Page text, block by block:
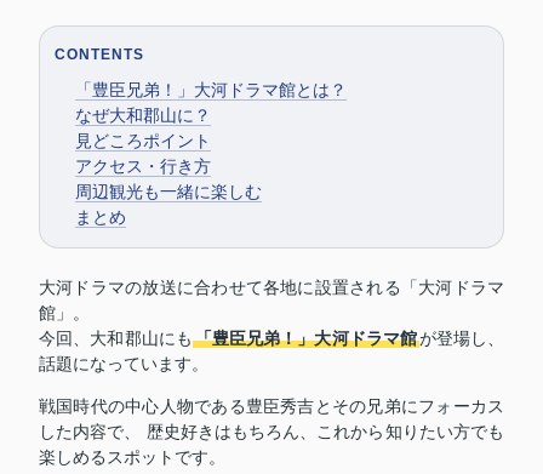
CONTENTS
「豊臣兄弟！」大河ドラマ館とは？
なぜ大和郡山に？
見どころポイント
アクセス・行き方
周辺観光も一緒に楽しむ
まとめ
大河ドラマの放送に合わせて各地に設置される「大河ドラマ
館」。
今回、大和郡山にも「豊臣兄弟！」大河ドラマ館が登場し、
話題になっています。
戦国時代の中心人物である豊臣秀吉とその兄弟にフォーカス
した内容で、 歴史好きはもちろん、これから知りたい方でも
楽しめるスポットです。